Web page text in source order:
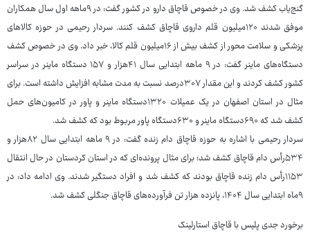
گنج‌یاب کشف شد. وی در خصوص قاچاق دارو در کشور گفت: در ۹ماهه اول سال همکاران
موفق شدند ۱۲۰میلیون قلم داروی قاچاق کشف کنند. سردار رحیمی در حوزه کالاهای
پزشکی و سلامت محور از کشف بیش از ۱۶میلیون قلم کالا، خبر داد. وی در خصوص کشف
دستگاه‌های ماینر گفت: در ۹ ماهه ابتدایی سال ۴۱هزار و ۱۵۷ دستگاه ماینر در سراسر
کشور کشف کردند و این مقدار ۳۰۷درصد نسبت به مدت مشابه افزایش داشته است. برای
مثال در استان اصفهان در یک عمیلات ۱۳۲۰دستگاه ماینر و پاور در کامیون‌های حمل
کشف شد که ۶۹۰دستگاه ماینر و ۶۳۰دستگاه پاور مربوط بود که کشف شد.
سردار رحیمی با اشاره به حوزه قاچاق دام زنده گفت: در ۹ ماهه ابتدایی سال ۸۲هزار و
۵۳۴رأس دام قاچاق کشف شد؛ برای مثال پرونده‌ای که در استان کردستان در حال انتقال
۱۱۵۳رأس دام زنده قاچاق بودند که کشف شد و افراد دستگیر شدند. وی ادامه داد: در
۹ماه ابتدایی سال ۱۴۰۴، پانزده هزار تن فرآورده‌های قاچاق جنگلی کشف شد.
برخورد جدی پلیس با قاچاق استارلینک